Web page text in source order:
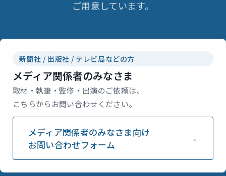
ご用意しています。
新聞社 / 出版社 / テレビ局などの方
メディア関係者のみなさま
取材・執筆・監修・出演のご依頼は、
こちらからお問い合わせください。
メディア関係者のみなさま向け
お問い合わせフォーム